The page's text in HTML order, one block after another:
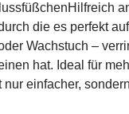
die es perfekt
Wachstuch –
hat. Ideal für
nur einfacher,